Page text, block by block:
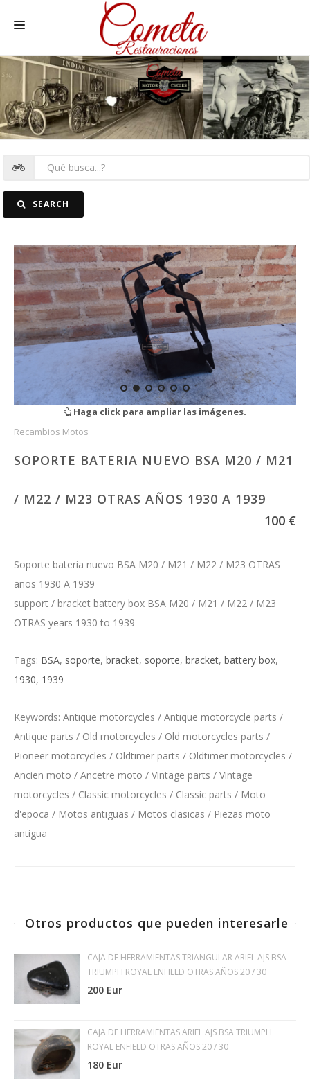
MOTOS NACIONALES Y OTRAS
REC. MOTOS
FOTOSSEARCH
Haga click para ampliar las imágenes.
Recambios Motos
SOPORTE BATERIA NUEVO BSA M20 / M21
/ M22 / M23 OTRAS AÑOS 1930 A 1939
100 €
Soporte bateria nuevo BSA M20 / M21 / M22 / M23 OTRAS
años 1930 A 1939
support / bracket battery box BSA M20 / M21 / M22 / M23
OTRAS years 1930 to 1939
Tags: BSA, soporte, bracket, soporte, bracket, battery box,
1930, 1939
Keywords: Antique motorcycles / Antique motorcycle parts /
Antique parts / Old motorcycles / Old motorcycles parts /
Pioneer motorcycles / Oldtimer parts / Oldtimer motorcycles /
Ancien moto / Ancetre moto / Vintage parts / Vintage
motorcycles / Classic motorcycles / Classic parts / Moto
d'epoca / Motos antiguas / Motos clasicas / Piezas moto
antigua
Otros productos que pueden interesarle
CAJA DE HERRAMIENTAS TRIANGULAR ARIEL AJS BSA
TRIUMPH ROYAL ENFIELD OTRAS AÑOS 20 / 30
200 Eur
CAJA DE HERRAMIENTAS ARIEL AJS BSA TRIUMPH
ROYAL ENFIELD OTRAS AÑOS 20 / 30
180 Eur